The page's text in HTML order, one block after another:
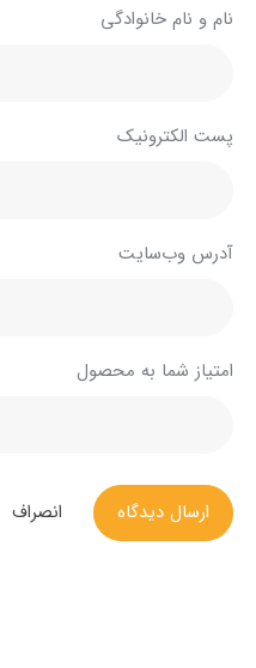
نام و نام خانوادگی
پست الکترونیک
آدرس وب‌سایت
امتیاز شما به محصول
ارسال دیدگاه انصراف